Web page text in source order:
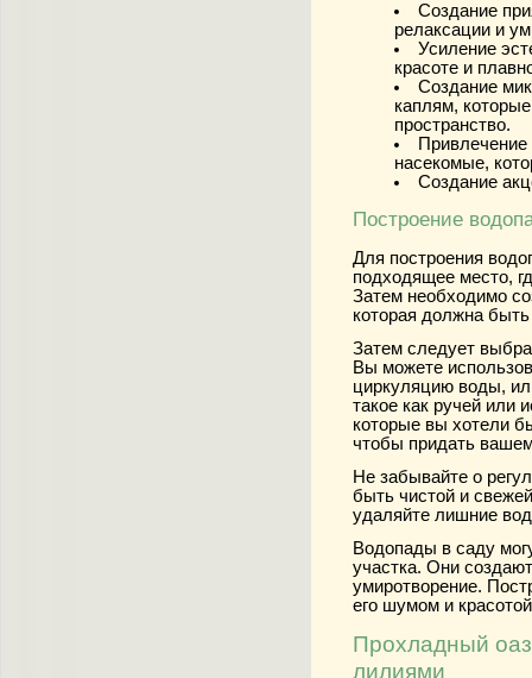
Создание
релаксации и
Усиление
красоте и
Создание
каплям,
пространство.
Привлечение
насекомые,
Создание
Построение
Для построения
подходящее место,
Затем необходимо
которая должна
Затем следует
Вы можете
циркуляцию воды,
такое как ручей или
которые вы хотели
чтобы придать
Не забывайте о
быть чистой и
удаляйте лишние
Водопады в саду
участка. Они
умиротворение.
его шумом и
Прохладный
лилиями